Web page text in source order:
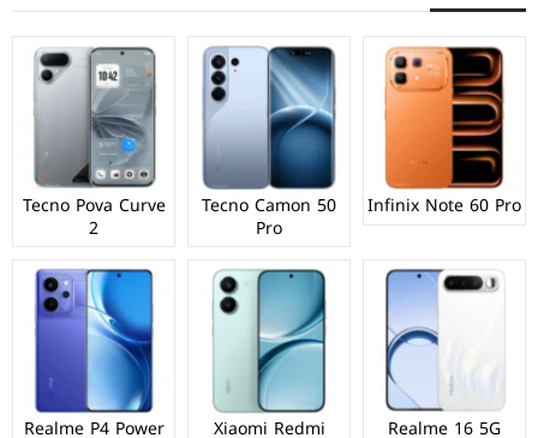
Infinix Note 60 Pro
Tecno Camon 50
Pro
Tecno Pova Curve
2
Realme 16 5G
Xiaomi Redmi
Realme P4 Power